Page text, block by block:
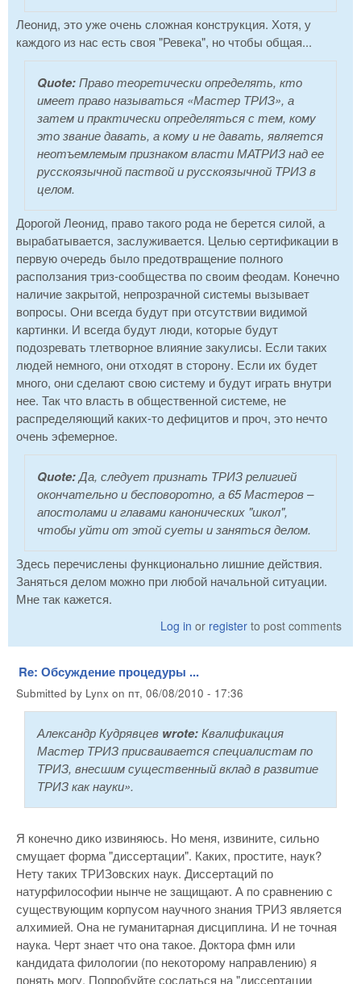
Леонид, это уже очень сложная конструкция. Хотя, у
каждого из нас есть своя "Ревека", но чтобы общая...
Quote:Право теоретически определять, кто
имеет право называться «Мастер ТРИЗ», а
затем и практически определяться с тем, кому
это звание давать, а кому и не давать, является
неотъемлемым признаком власти МАТРИЗ над ее
русскоязычной паствой и русскоязычной ТРИЗ в
целом.
Дорогой Леонид, право такого рода не берется силой, а
вырабатывается, заслуживается. Целью сертификации в
первую очередь было предотвращение полного
расползания триз-сообщества по своим феодам. Конечно
наличие закрытой, непрозрачной системы вызывает
вопросы. Они всегда будут при отсутствии видимой
картинки. И всегда будут люди, которые будут
подозревать тлетворное влияние закулисы. Если таких
людей немного, они отходят в сторону. Если их будет
много, они сделают свою систему и будут играть внутри
нее. Так что власть в общественной системе, не
распределяющий каких-то дефицитов и проч, это нечто
очень эфемерное.
Quote:Да, следует признать ТРИЗ религией
окончательно и бесповоротно, а 65 Мастеров –
апостолами и главами канонических "школ",
чтобы уйти от этой суеты и заняться делом.
Здесь перечислены функционально лишние действия.
Заняться делом можно при любой начальной ситуации.
Мне так кажется.
Log in or register to post comments
Re: Обсуждение процедуры ...
Submitted by Lynx on пт, 06/08/2010 - 17:36
Александр Кудрявцев wrote:Квалификация
Мастер ТРИЗ присваивается специалистам по
ТРИЗ, внесшим существенный вклад в развитие
ТРИЗ как науки».
Я конечно дико извиняюсь. Но меня, извините, сильно
смущает форма "диссертации". Каких, простите, наук?
Нету таких ТРИЗовских наук. Диссертаций по
натурфилософии нынче не защищают. А по сравнению с
существующим корпусом научного знания ТРИЗ является
алхимией. Она не гуманитарная дисциплина. И не точная
наука. Черт знает что она такое. Доктора фмн или
кандидата филологии (по некоторому направлению) я
понять могу. Попробуйте сослаться на "диссертации